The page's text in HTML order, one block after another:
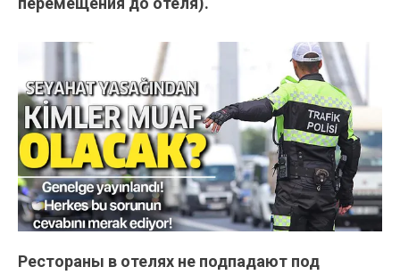
Рестораны в отелях не подпадают под